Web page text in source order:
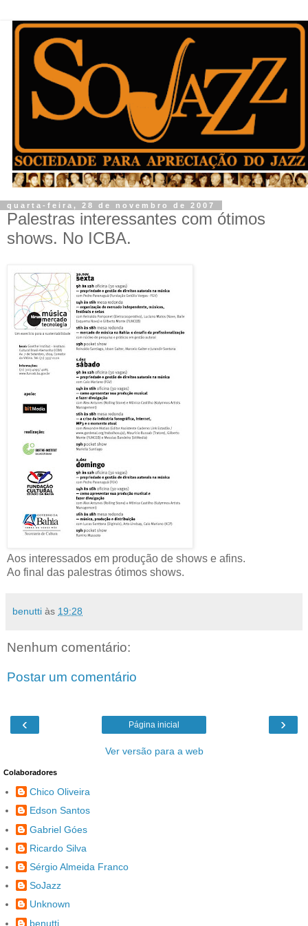
quarta-feira, 28 de novembro de 2007
Palestras interessantes com ótimos
shows. No ICBA.
Aos interessados em produção de shows e afins.
Ao final das palestras ótimos shows.
benutti às 19:28
Nenhum comentário:
Postar um comentário
‹ ›
Página inicial
Ver versão para a web
Colaboradores
Chico Oliveira
Edson Santos
Gabriel Góes
Ricardo Silva
Sérgio Almeida Franco
SoJazz
Unknown
benutti